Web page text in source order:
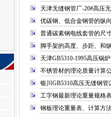
天津无缝钢管厂-20#高压
优碳钢、低合金钢管的纵
普通碳素钢电线套管的尺
脚手架的高度、步距、和
天津GB5310-1995高压锅
不锈管材的理论质量计算
银川GB5310高压无缝钢管
工字钢最新理论重量规格
钢板理论重量表、计算方